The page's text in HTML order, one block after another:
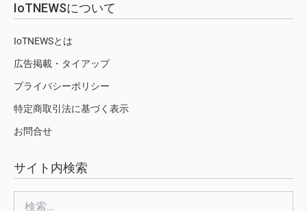
IoTNEWSについて
IoTNEWSとは
広告掲載・タイアップ
プライバシーポリシー
特定商取引法に基づく表示
お問合せ
サイト内検索